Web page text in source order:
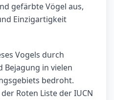
gefärbte Vögel aus,
Einzigartigkeit
Vogels durch
Bejagung in vielen
bedroht.
Roten Liste der IUCN